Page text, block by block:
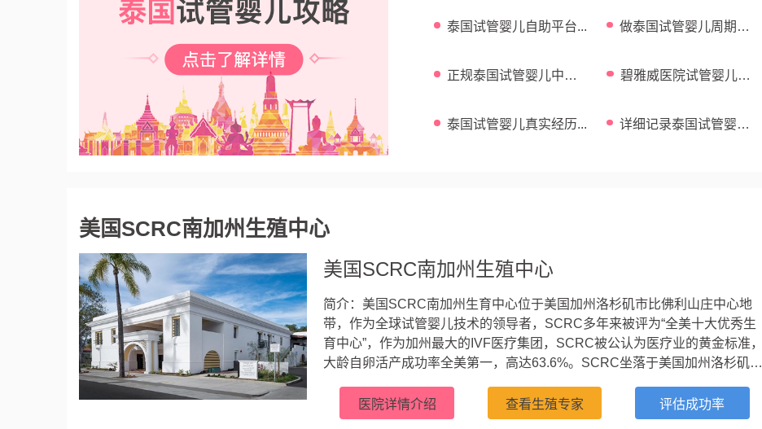
泰国试管婴儿自助平台...
做泰国试管婴儿周期与
正规泰国试管婴儿中介
碧雅威医院试管婴儿成
泰国试管婴儿真实经历...
详细记录泰国试管婴儿
美国SCRC南加州生殖中心
美国SCRC南加州生殖中心
简介：美国SCRC南加州生育中心位于美国加州洛杉矶市比佛利山庄中心地
带，作为全球试管婴儿技术的领导者，SCRC多年来被评为“全美十大优秀生
育中心”，作为加州最大的IVF医疗集团，SCRC被公认为医疗业的黄金标准，
大龄自卵活产成功率全美第一，高达63.6%。SCRC坐落于美国加州洛杉矶市
世纪1993年，美国SCRC的生育专家就完成了美国西海岸第一例卵母细胞胞
浆内单精子注射（ICSI）的试管案例，显著提高了卵子体外受精的成功率。...
医院详情介绍 查看生殖专家 评估成功率